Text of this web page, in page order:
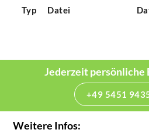
Typ Datei
Jederzeit persönliche
+49 5451
Weitere Infos: